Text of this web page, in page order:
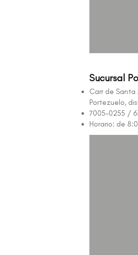
Sucursal
Carr de Santa
Portezuelo,
7005-0255 /
Horario: de